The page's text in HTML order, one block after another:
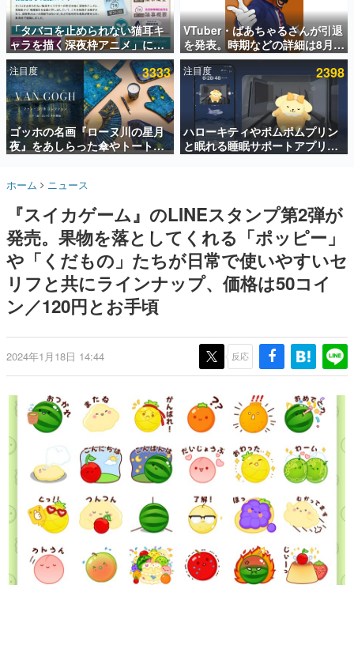
名作ゲームクリエイターの方々に製作時のエピソードをお
聞きし、ヒットする企画（ゲーム）とは何か？を探ってい
きます。
赫本
この物語を解いてはいけない。『赫本』は、〈試験問題〉
の形をした短編ホラー小説集です。
新世代に訊く
これからのデジタルゲーム市場を担う若きクリエイター達
の姿を追い、彼らのルーツと情熱を探っていきます。
ゲームに多大な影響を受けた作家さんに取材し、ゲームが
日本のコンテンツ産業やカルチャーに与えた影響を探る企
画です。
日本モバイルゲーム産業史
日本のモバイルゲーム史における主要なトピック・タイト
ルを網羅するほか、開発者へのインタビューや識者による
解説を掲載。約20年の歴史が一望できる決定版！
若ゲのいたり〜ゲームクリエイターの青春〜
一先生によるゲーム業界レポートマンガです。
なんでゲームは面白い？
具体的な形から解き明かしていく、硬派で骨太な評論連載
です。
ゲームが変えた日本語
「経験値」「裏技」「ラスボス」… ゲームにまつわる言葉
の起源や用法の変遷を、コンピューター文化史研究家・タ
イニーP氏が徹底調査。
カテゴリ
特集記事
マンガ
「タバコを止められない猫耳キ
ャラを描く深夜枠アニメ」に視
聴者の一部から批判意見。違法
薬物の使用と思しき描写も含め
て、BPOが議論を交わす
VTuber・ばあちゃるさんが引退
を発表。時期などの詳細は8月9
日15時からの配信で説明
注目度 3333
ゴッホの名画『ローヌ川の星月
夜』をあしらった傘やトートバ
ッグなどが登場。8月7日21時よ
注目度 2398
ハローキティやポムポムプリン
と眠れる睡眠サポートアプリ
『ゆめたび』が配信中。キャラ
ホーム ニュース
『スイカゲーム』のLINEスタンプ第2弾が
発売。果物を落としてくれる「ポッピー」
や「くだもの」たちが日常で使いやすいセ
リフと共にラインナップ、価格は50コイ
ン／120円とお手頃
2024年1月18日 14:44 反応